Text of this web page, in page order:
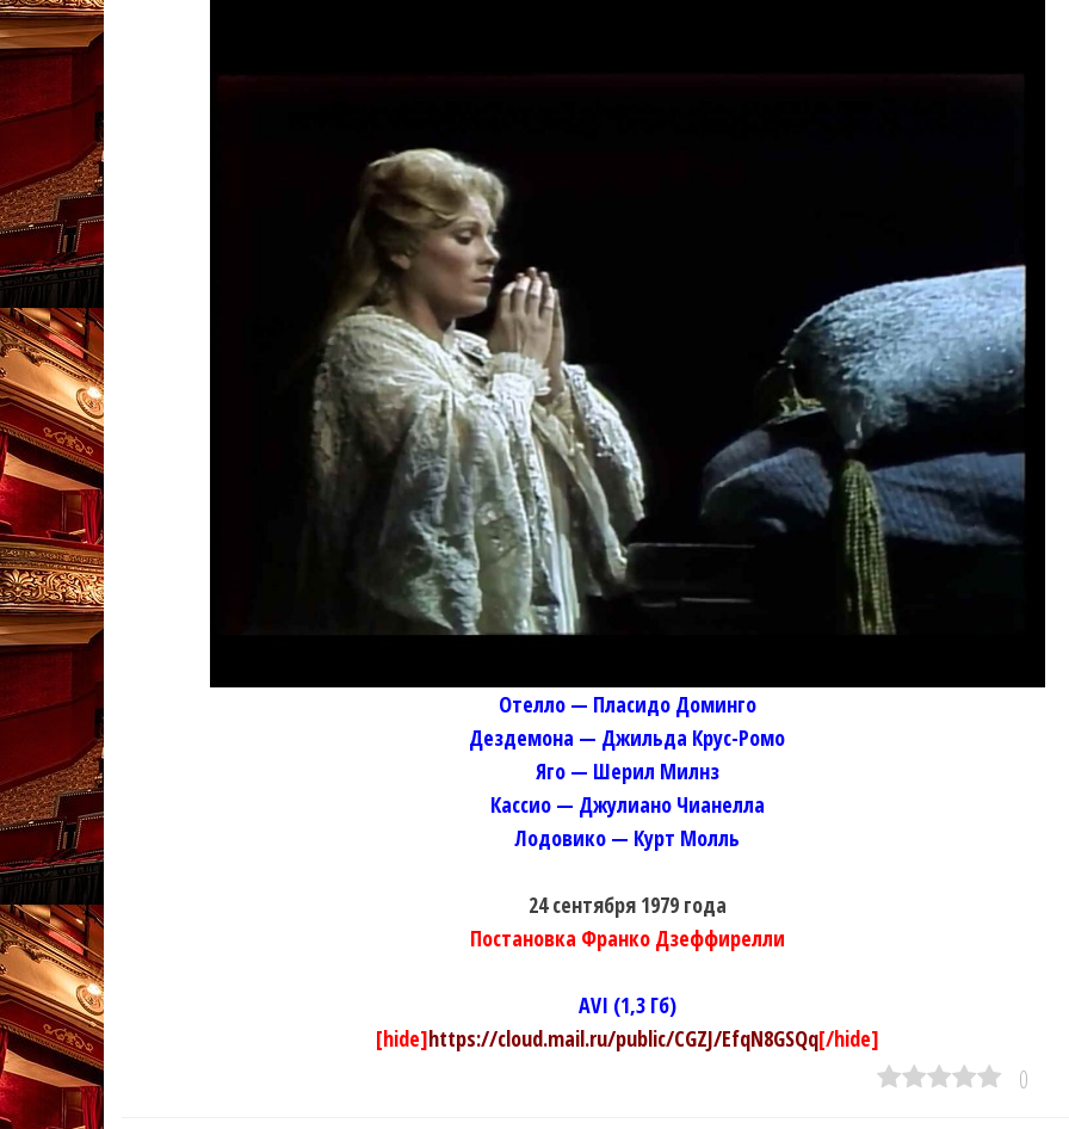
Отелло — Пласидо Доминго
Дездемона — Джильда Крус-Ромо
Яго — Шерил Милнз
Кассио — Джулиано Чианелла
Лодовико — Курт Молль
24 сентября 1979 года
Постановка Франко Дзеффирелли
AVI (1,3 Гб)
[hide]https://cloud.mail.ru/public/CGZJ/EfqN8GSQq[/hide]
0